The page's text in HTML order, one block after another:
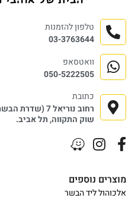
מוצרים נוספים
אלכוהול ליד הבשר
טלפון להזמנות
03-3763644
וואטסאפ
050-5222505
כתובת
רחוב נוריאל 7 (שדרת הבשר)
שוק התקווה, תל אביב.